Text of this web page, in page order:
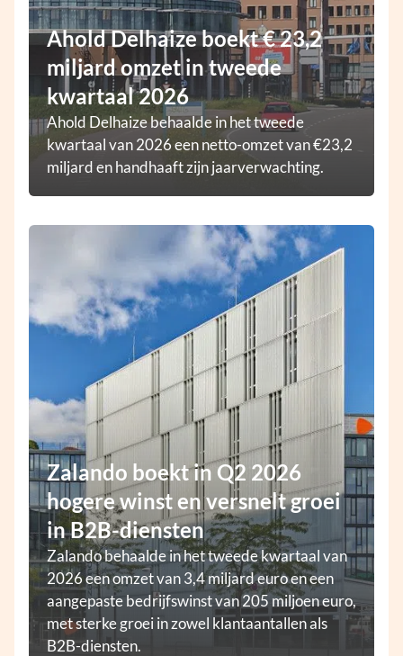
Ahold Delhaize boekt € 23,2
miljard omzet in tweede
kwartaal 2026
Ahold Delhaize behaalde in het tweede
kwartaal van 2026 een netto-omzet van €23,2
miljard en handhaaft zijn jaarverwachting.
Zalando boekt in Q2 2026
hogere winst en versnelt groei
in B2B-diensten
Zalando behaalde in het tweede kwartaal van
2026 een omzet van 3,4 miljard euro en een
aangepaste bedrijfswinst van 205 miljoen euro,
met sterke groei in zowel klantaantallen als
B2B-diensten.